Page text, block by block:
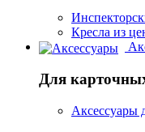
Кресла из
Для
Аксессуары